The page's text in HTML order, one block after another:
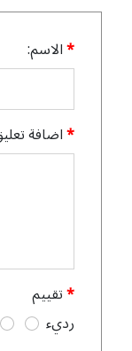
الاسم:
اضافة
تقييم
رديء